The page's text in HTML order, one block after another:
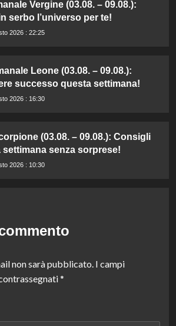
Vergine (03.08. – 09.08.):
serbo l’universo per te!
2026 : 22:25
Leone (03.08. – 09.08.):
successo questa settimana!
2026 : 16:30
(03.08. – 09.08.): Consigli
senza sorprese!
2026 : 10:30
non sarà pubblicato. I campi
*